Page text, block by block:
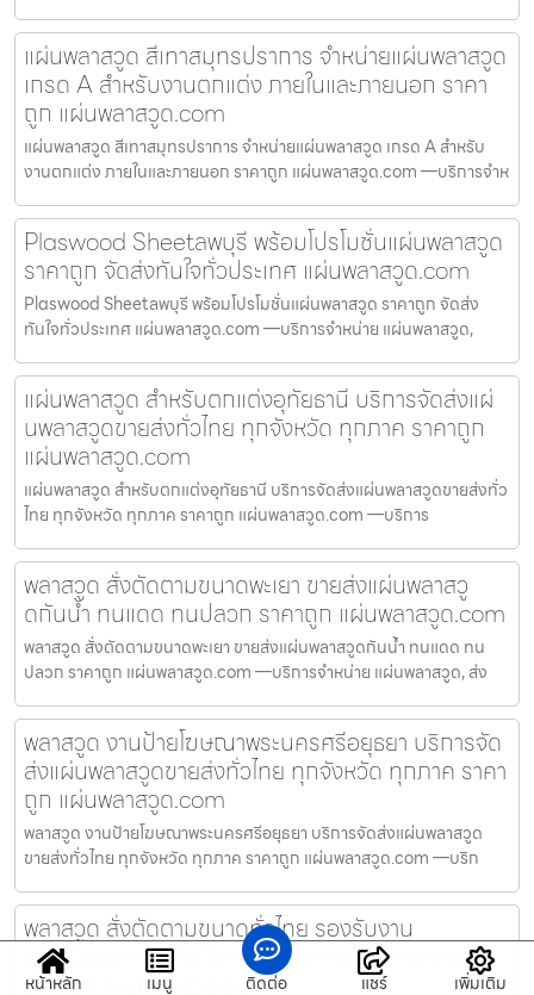
แผ่นพลาสวูด สีเทาสมุทรปราการ จำหน่ายแผ่นพลาสวูด
เกรด A สำหรับงานตกแต่ง ภายในและภายนอก ราคา
ถูก แผ่นพลาสวูด.com
แผ่นพลาสวูด สีเทาสมุทรปราการ จำหน่ายแผ่นพลาสวูด เกรด A สำหรับ
งานตกแต่ง ภายในและภายนอก ราคาถูก แผ่นพลาสวูด.com —บริการจำห
Plaswood Sheetลพบุรี พร้อมโปรโมชั่นแผ่นพลาสวูด
ราคาถูก จัดส่งทันใจทั่วประเทศ แผ่นพลาสวูด.com
Plaswood Sheetลพบุรี พร้อมโปรโมชั่นแผ่นพลาสวูด ราคาถูก จัดส่ง
ทันใจทั่วประเทศ แผ่นพลาสวูด.com —บริการจำหน่าย แผ่นพลาสวูด,
แผ่นพลาสวูด สำหรับตกแต่งอุทัยธานี บริการจัดส่งแผ่
นพลาสวูดขายส่งทั่วไทย ทุกจังหวัด ทุกภาค ราคาถูก
แผ่นพลาสวูด.com
แผ่นพลาสวูด สำหรับตกแต่งอุทัยธานี บริการจัดส่งแผ่นพลาสวูดขายส่งทั่ว
ไทย ทุกจังหวัด ทุกภาค ราคาถูก แผ่นพลาสวูด.com —บริการ
พลาสวูด สั่งตัดตามขนาดพะเยา ขายส่งแผ่นพลาสวู
ดกันน้ำ ทนแดด ทนปลวก ราคาถูก แผ่นพลาสวูด.com
พลาสวูด สั่งตัดตามขนาดพะเยา ขายส่งแผ่นพลาสวูดกันน้ำ ทนแดด ทน
ปลวก ราคาถูก แผ่นพลาสวูด.com —บริการจำหน่าย แผ่นพลาสวูด, ส่ง
พลาสวูด งานป้ายโฆษณาพระนครศรีอยุธยา บริการจัด
ส่งแผ่นพลาสวูดขายส่งทั่วไทย ทุกจังหวัด ทุกภาค ราคา
ถูก แผ่นพลาสวูด.com
พลาสวูด งานป้ายโฆษณาพระนครศรีอยุธยา บริการจัดส่งแผ่นพลาสวูด
ขายส่งทั่วไทย ทุกจังหวัด ทุกภาค ราคาถูก แผ่นพลาสวูด.com —บริก
พลาสวูด สั่งตัดตามขนาดทั่วไทย รองรับงาน
เฟอร์นิเจอร์ งานป้ายโฆษณา งานตกแต่งครบวงจร
ราคาถูก แผ่นพลาสวูด.com
หน้าหลัก เมนู ติดต่อ แชร์ เพิ่มเติม